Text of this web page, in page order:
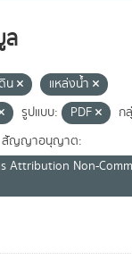
ล
น
แหล่งน้ำ
รูปแบบ: PDF
ก
สัญญาอนุญาต:
Attribution Non-